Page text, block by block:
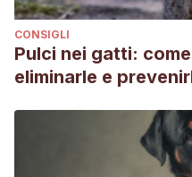
CONSIGLI
Pulci nei gatti:
eliminarle e